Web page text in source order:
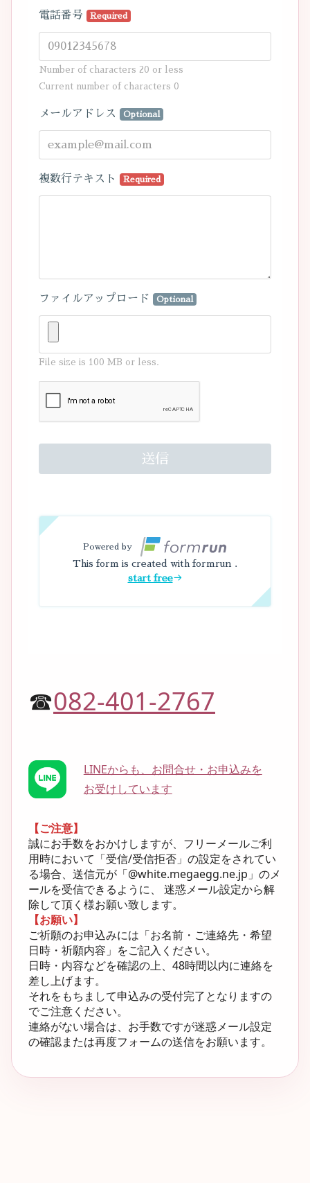
☎082-401-2767
LINEからも、お問合せ・お申込みを
お受けしています
【ご注意】
誠にお手数をおかけしますが、フリーメールご利
用時において「受信/受信拒否」の設定をされてい
る場合、送信元が「@white.megaegg.ne.jp」のメ
ールを受信できるように、 迷惑メール設定から解
除して頂く様お願い致します。
【お願い】
ご祈願のお申込みには「お名前・ご連絡先・希望
日時・祈願内容」をご記入ください。
日時・内容などを確認の上、48時間以内に連絡を
差し上げます。
それをもちまして申込みの受付完了となりますの
でご注意ください。
連絡がない場合は、お手数ですが迷惑メール設定
の確認または再度フォームの送信をお願います。